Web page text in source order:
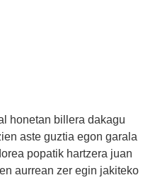
honetan billera dakagu
aste guztia egon garala
popatik hartzera juan
aurrean zer egin jakiteko